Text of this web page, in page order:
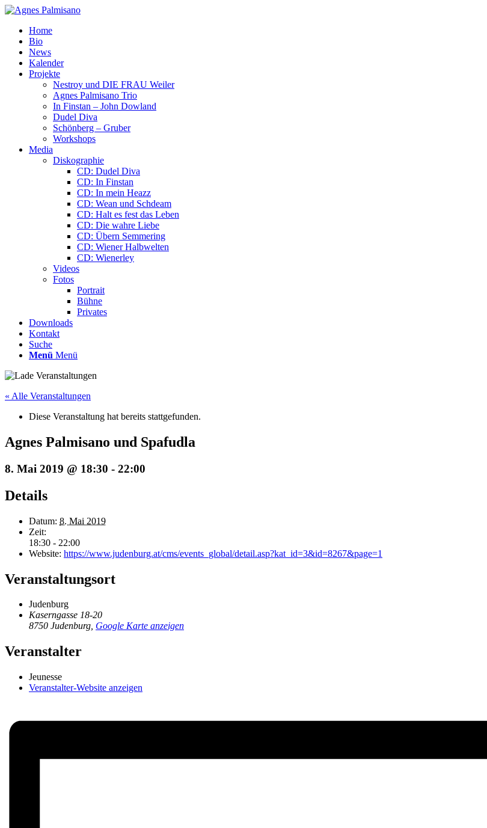
Home
Bio
News
Kalender
Projekte
Nestroy und DIE FRAU Weiler
Agnes Palmisano Trio
In Finstan – John Dowland
Dudel Diva
Schönberg – Gruber
Workshops
Media
Diskographie
CD: Dudel Diva
CD: In Finstan
CD: In mein Heazz
CD: Wean und Schdeam
CD: Halt es fest das Leben
CD: Die wahre Liebe
CD: Übern Semmering
CD: Wiener Halbwelten
CD: Wienerley
Videos
Fotos
Portrait
Bühne
Privates
Downloads
Kontakt
Suche
Menü Menü
« Alle Veranstaltungen
Diese Veranstaltung hat bereits stattgefunden.
Agnes Palmisano und Spafudla
8. Mai 2019 @ 18:30 - 22:00
Details
Datum: 8. Mai 2019
Zeit:
18:30 - 22:00
Website: https://www.judenburg.at/cms/events_global/detail.asp?kat_id=3&id=8267&page=1
Veranstaltungsort
Judenburg
Kaserngasse 18-20
8750 Judenburg, Google Karte anzeigen
Veranstalter
Jeunesse
Veranstalter-Website anzeigen